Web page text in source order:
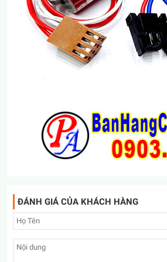
ĐÁNH GIÁ CỦA KHÁCH HÀNG